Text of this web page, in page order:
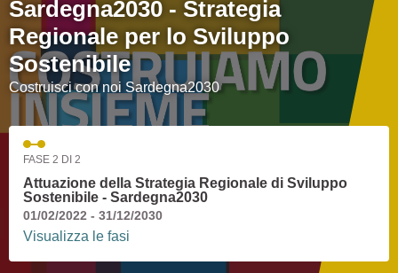
Sardegna2030 - Strategia
Regionale per lo Sviluppo
Sostenibile
Costruisci con noi Sardegna2030
FASE 2 DI 2
Attuazione della Strategia Regionale di Sviluppo
Sostenibile - Sardegna2030
01/02/2022 - 31/12/2030
Visualizza le fasi